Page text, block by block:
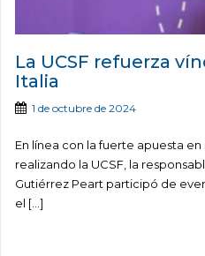
La UCSF refuerza
Italia
1 de octubre de 2024
En línea con la fuerte apuesta
realizando la UCSF, la
Gutiérrez Peart participó de
el […]